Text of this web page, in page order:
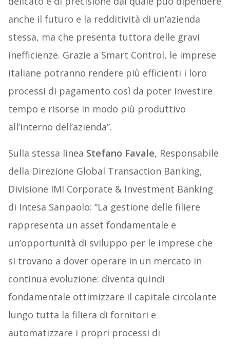
anche il futuro e la redditività di un’azienda
stessa, ma che presenta tuttora delle gravi
inefficienze. Grazie a Smart Control, le imprese
italiane potranno rendere più efficienti i loro
processi di pagamento così da poter investire
tempo e risorse in modo più produttivo
all’interno dell’azienda”.
Sulla stessa linea Stefano Favale, Responsabile
della Direzione Global Transaction Banking,
Divisione IMI Corporate & Investment Banking
di Intesa Sanpaolo: “La gestione delle filiere
rappresenta un asset fondamentale e
un’opportunità di sviluppo per le imprese che
si trovano a dover operare in un mercato in
continua evoluzione: diventa quindi
fondamentale ottimizzare il capitale circolante
lungo tutta la filiera di fornitori e
automatizzare i propri processi di